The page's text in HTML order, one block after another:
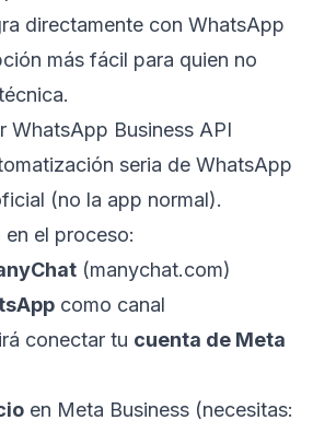
directamente con WhatsApp
más fácil para quien no
WhatsApp Business API
seria de WhatsApp
(no la app normal).
el proceso:
(manychat.com)
como canal
conectar tu cuenta de Meta
en Meta Business (necesitas: